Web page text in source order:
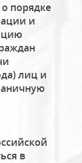
порядке
и
лиц и
в